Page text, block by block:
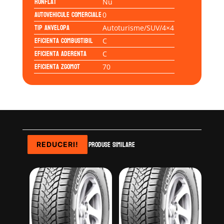
Autovehicule comerciale0
Tip anvelopa Autoturisme/SUV/4×4
Eficienta Combustibil C
Eficienta Aderenta C
Eficienta Zgomot 70
Produse similare
REDUCERI!
REDUCERI!
REDUCERI!
REDUCERI!